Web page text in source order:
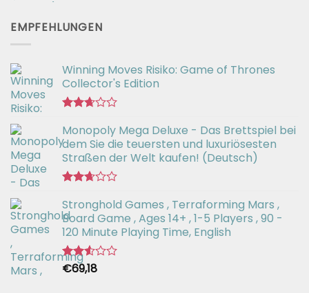
2.55
EMPFEHLUNGEN
Winning Moves Risiko: Game of Thrones
Collector's Edition
mit
2.66
von 5
Monopoly Mega Deluxe - Das Brettspiel bei
dem Sie die teuersten und luxuriösesten
Straßen der Welt kaufen! (Deutsch)
mit
2.64
von 5
Stronghold Games , Terraforming Mars ,
Board Game , Ages 14+ , 1-5 Players , 90 -
120 Minute Playing Time, English
Bewertet
€69,18